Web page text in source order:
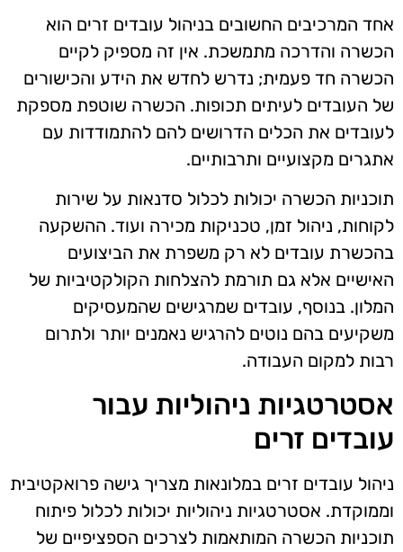
אחד המרכיבים החשובים בניהול עובדים זרים הוא
הכשרה והדרכה מתמשכת. אין זה מספיק לקיים
הכשרה חד פעמית; נדרש לחדש את הידע והכישורים
של העובדים לעיתים תכופות. הכשרה שוטפת מספקת
לעובדים את הכלים הדרושים להם להתמודדות עם
אתגרים מקצועיים ותרבותיים.
תוכניות הכשרה יכולות לכלול סדנאות על שירות
לקוחות, ניהול זמן, טכניקות מכירה ועוד. ההשקעה
בהכשרת עובדים לא רק משפרת את הביצועים
האישיים אלא גם תורמת להצלחות הקולקטיביות של
המלון. בנוסף, עובדים שמרגישים שהמעסיקים
משקיעים בהם נוטים להרגיש נאמנים יותר ולתרום
רבות למקום העבודה.
אסטרטגיות ניהוליות עבור
עובדים זרים
ניהול עובדים זרים במלונאות מצריך גישה פרואקטיבית
וממוקדת. אסטרטגיות ניהוליות יכולות לכלול פיתוח
תוכניות הכשרה המותאמות לצרכים הספציפיים של